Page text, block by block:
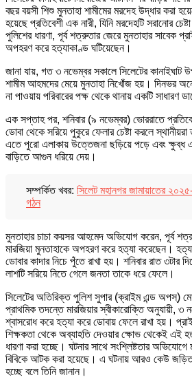
বছর বয়সী শিশু মুনতাহা শামীমের মরদেহ উদ্ধার করা
হয়েছে প্রতিবেশী এক নারী, যিনি মরদেহটি সরানোর
পুলিশের ধারণা, পূর্ব শত্রুতার জেরে মুনতাহার সাবেক
অপহরণ করে হত্যাকাণ্ড ঘটিয়েছেন।
জানা যায়, গত ৩ নভেম্বর সকালে সিলেটের কানাইঘাট
শামীম আহমদের মেয়ে মুনতাহা নিখোঁজ হয়। দিনভর
না পাওয়ায় পরিবারের পক্ষ থেকে থানায় একটি সাধারণ
এক সপ্তাহ পর, শনিবার (৯ নভেম্বর) ভোররাতে
ডোবা থেকে সরিয়ে পুকুরে ফেলার চেষ্টা করলে
এতে পুরো এলাকায় উত্তেজনা ছড়িয়ে পড়ে এবং ক্ষুব্ধ
বাড়িতে আগুন ধরিয়ে দেয়।
সম্পর্কিত খবর: সিলেট মহানগর জামায়াতের
গঠন
মুনতাহার চাচা কয়সর আহমেদ অভিযোগ করেন, পূর্ব
মারজিয়া মুনতাহাকে অপহরণ করে হত্যা করেছেন।
ডোবার কাদার নিচে পুঁতে রাখা হয়। শনিবার রাত ৩টার
লাশটি সরিয়ে নিতে গেলে জনতা তাকে ধরে ফেলে।
সিলেটের অতিরিক্ত পুলিশ সুপার (ক্রাইম এন্ড অপস্)
প্রাথমিক তদন্তে মারজিয়ার স্বীকারোক্তি অনুযায়ী, ৩
শ্বাসরোধ করে হত্যা করে ডোবায় ফেলে রাখা হয়।
শিক্ষকতা থেকে অব্যাহতি দেওয়ার ক্ষোভ থেকেই এই
ধারণা করা হচ্ছে। ঘটনার সাথে সংশ্লিষ্টতার
বিবিকে আটক করা হয়েছে। এ ঘটনায় আরও কেউ জড়িত
হচ্ছে বলে তিনি জানান।